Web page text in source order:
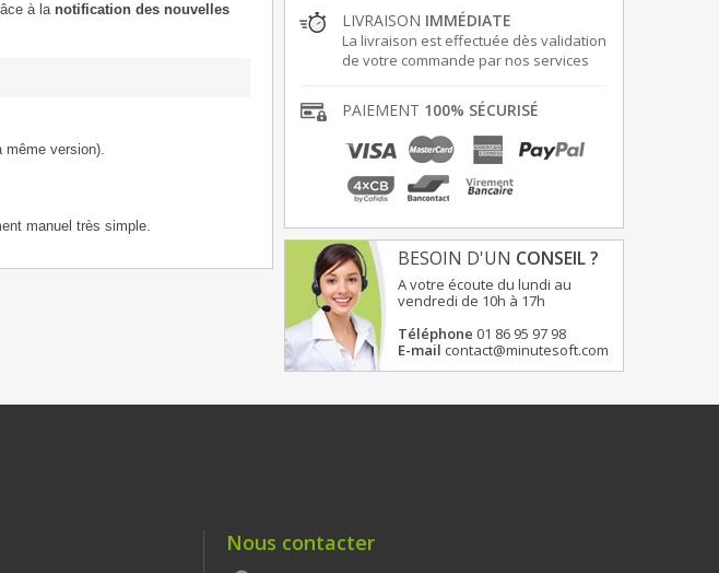
à la notification des nouvelles
même version).
manuel très simple.
LIVRAISON IMMÉDIATE
La livraison est effectuée dès validation
de votre commande par nos services
PAIEMENT 100% SÉCURISÉ
BESOIN D'UN CONSEIL ?
A votre écoute du lundi au
vendredi de 10h à 17h
Téléphone 01 86 95 97 98
E-mail contact@minutesoft.com
Nous contacter